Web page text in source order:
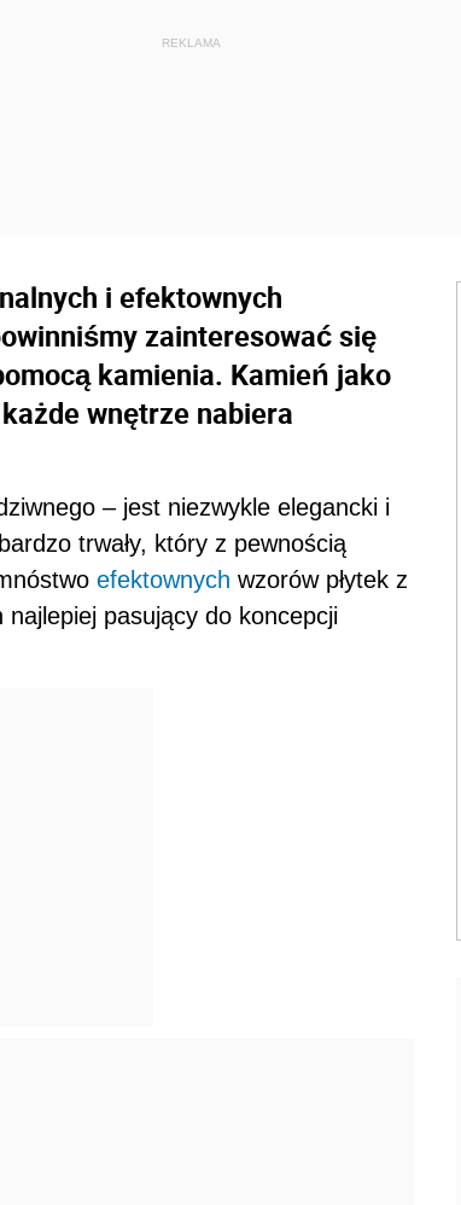
i efektownych
zainteresować się
kamienia. Kamień jako
wnętrze nabiera
– jest niezwykle elegancki i
trwały, który z pewnością
efektownych wzorów płytek z
pasujący do koncepcji